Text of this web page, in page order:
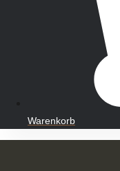
Warenkorb